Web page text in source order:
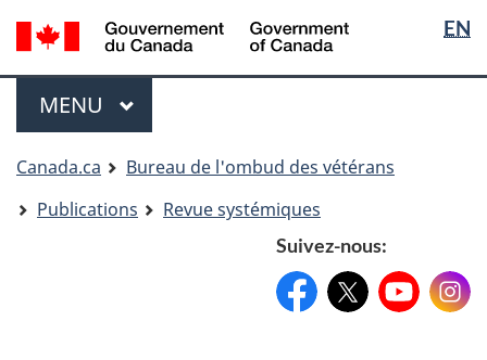
Aller
au
contenu
Skip
to
"About
Passer
à
la
la
EN
Menu
MENU PRINCIPAL
Vous
êtes
ici
Canada.ca
Bureau de l'ombud des vétérans
Publications
Revue systémiques
Suivez-nous:
Facebook:FacebookPageName
X: @XAccount
YouTube: